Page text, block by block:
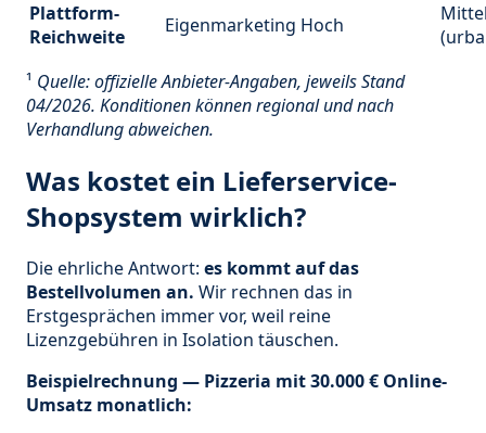
Plattform-
Reichweite
Eigenmarketing Hoch
¹ Quelle: offizielle Anbieter-Angaben, jeweils Stand
04/2026. Konditionen können regional und nach
Verhandlung abweichen.
Was kostet ein Lieferservice-
Shopsystem wirklich?
Die ehrliche Antwort: es kommt auf das
Bestellvolumen an. Wir rechnen das in
Erstgesprächen immer vor, weil reine
Lizenzgebühren in Isolation täuschen.
Beispielrechnung — Pizzeria mit 30.000 € Online-
Umsatz monatlich: